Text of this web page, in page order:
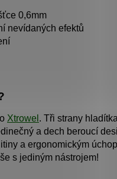
0,6mm
nevídaných efektů
Xtrowel . Tři strany
a dech beroucí
a ergonomickým
s jediným nástrojem!